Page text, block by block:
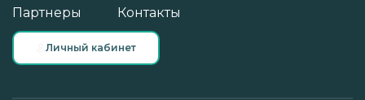
Партнеры
Контакты
Личный кабинет